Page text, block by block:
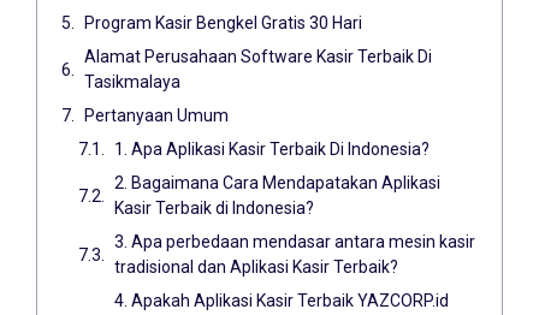
Program Kasir Bengkel Gratis 30 Hari
Alamat Perusahaan Software Kasir Terbaik Di
Tasikmalaya
Pertanyaan Umum
1. Apa Aplikasi Kasir Terbaik Di Indonesia?
2. Bagaimana Cara Mendapatakan Aplikasi
Kasir Terbaik di Indonesia?
3. Apa perbedaan mendasar antara mesin kasir
tradisional dan Aplikasi Kasir Terbaik?
4. Apakah Aplikasi Kasir Terbaik YAZCORP.id